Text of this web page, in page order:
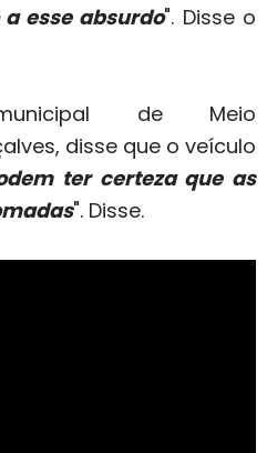
esse absurdo". Disse o
de Meio
disse que o veículo
ter certeza que as
". Disse.